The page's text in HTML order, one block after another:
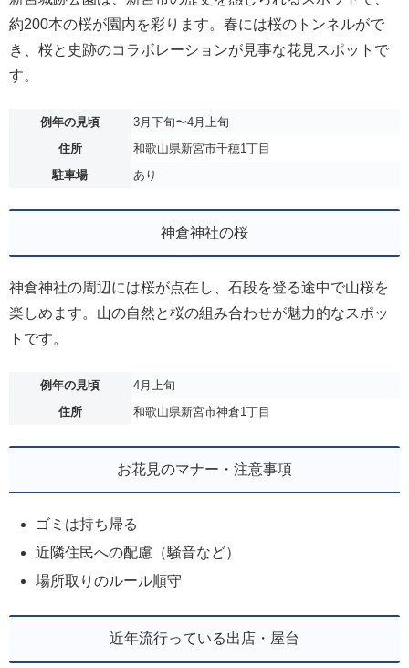
約200本の桜が園内を彩ります。春には桜のトンネルがで
き、桜と史跡のコラボレーションが見事な花見スポットで
す。
例年の見頃
3月下旬〜4月上旬
住所
和歌山県新宮市千穂1丁目
駐車場
あり
神倉神社の桜
神倉神社の周辺には桜が点在し、石段を登る途中で山桜を
楽しめます。山の自然と桜の組み合わせが魅力的なスポッ
トです。
例年の見頃
4月上旬
住所
和歌山県新宮市神倉1丁目
お花見のマナー・注意事項
ゴミは持ち帰る
近隣住民への配慮（騒音など）
場所取りのルール順守
近年流行っている出店・屋台